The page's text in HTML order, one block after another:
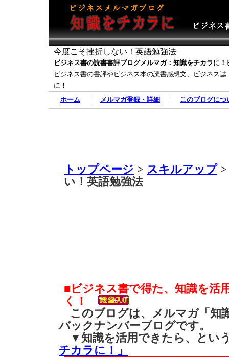
今度こそ挫折しない！英語勉強法
ビジネス書の読書書評ブログメルマガ：知識をチカラに
ビジネス書の書評やビジネス本の読書感想文、ビジネス
に！
ホーム ｜ メルマガ登録・詳細 ｜ このブログにつ
トップページ > スキルアップ>
い！英語勉強法
■ビジネス書で得た、知識を活
く！
このブログは、メルマガ「知
バックナンバーブログです。
▼知識を活用できたら、と
チカラに！」